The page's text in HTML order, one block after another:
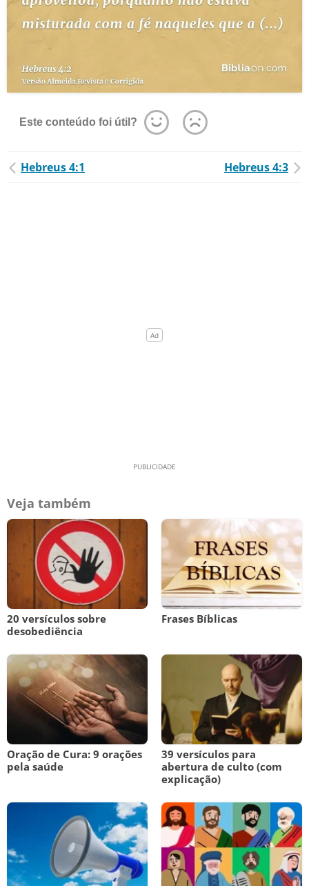
Este conteúdo foi útil?
Hebreus 4:1 Hebreus 4:3
Veja também
20 versículos sobre
desobediência
Frases Bíblicas
Oração de Cura: 9 orações
pela saúde
39 versículos para
abertura de culto (com
explicação)